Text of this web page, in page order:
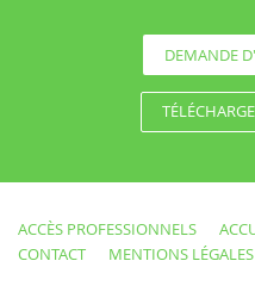
DEMANDE
ACCÈS PROFESSIONNELS
CONTACT
MENTIONS LÉGALES